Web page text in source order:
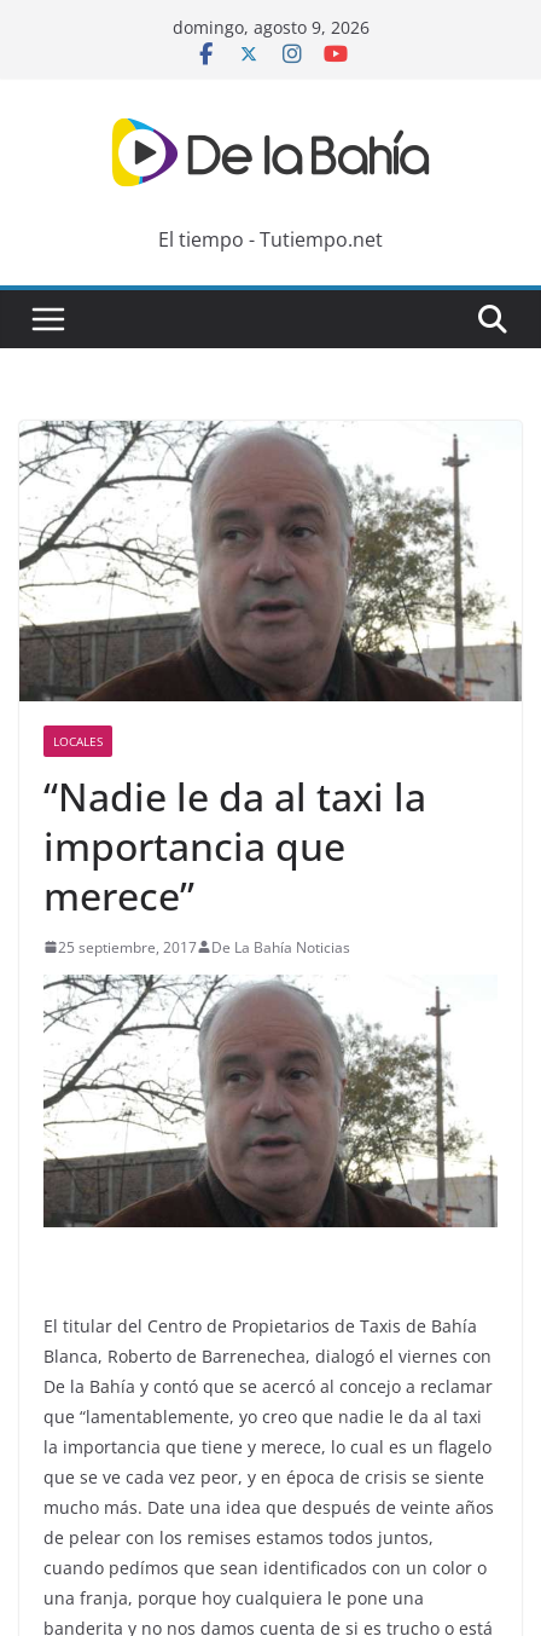
domingo, agosto 9, 2026
El tiempo - Tutiempo.net
LOCALES
“Nadie le da al taxi la
importancia que
merece”
25 septiembre, 2017 De La Bahía Noticias
El titular del Centro de Propietarios de Taxis de Bahía
Blanca, Roberto de Barrenechea, dialogó el viernes con
De la Bahía y contó que se acercó al concejo a reclamar
que “lamentablemente, yo creo que nadie le da al taxi
la importancia que tiene y merece, lo cual es un flagelo
que se ve cada vez peor, y en época de crisis se siente
mucho más. Date una idea que después de veinte años
de pelear con los remises estamos todos juntos,
cuando pedímos que sean identificados con un color o
una franja, porque hoy cualquiera le pone una
banderita y no nos damos cuenta de si es trucho o está